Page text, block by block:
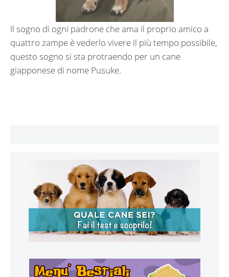
Il sogno di ogni padrone che ama il proprio amico a
quattro zampe è vederlo vivere il più tempo possibile,
questo sogno si sta protraendo per un cane
giapponese di nome Pusuke.